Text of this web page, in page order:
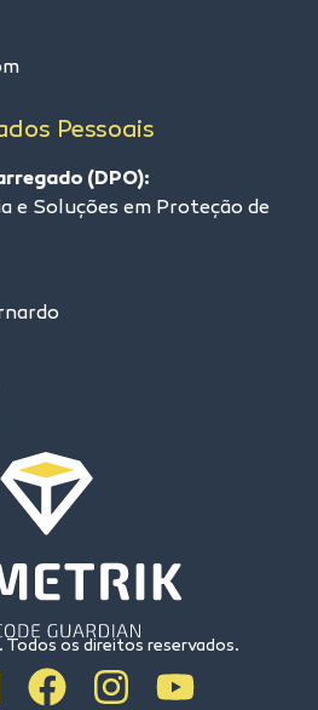
os direitos reservados.
Pessoais
(DPO):
e Soluções em Proteção de